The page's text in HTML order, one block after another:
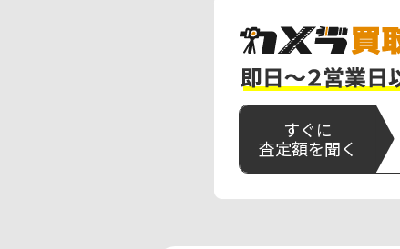
すぐに
査定額を聞く